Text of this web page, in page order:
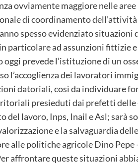
ovviamente maggiore nelle
di coordinamento
spesso evidenziato
particolare ad assunzioni fittizie
oggi prevede l’istituzione di un
l’accoglienza dei lavoratori
datoriali, così da individuare
presieduti dai prefetti
lavoro, Inps, Inail e Asl; sarà
e la salvaguardia
alle politiche agricole Dino
affrontare queste situazioni